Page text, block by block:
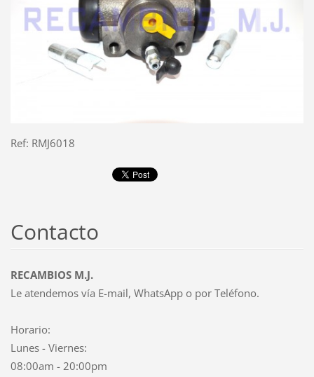
Ref: RMJ6018
Contacto
RECAMBIOS M.J.
Le atendemos vía E-mail, WhatsApp o por Teléfono.
Horario:
Lunes - Viernes:
08:00am - 20:00pm